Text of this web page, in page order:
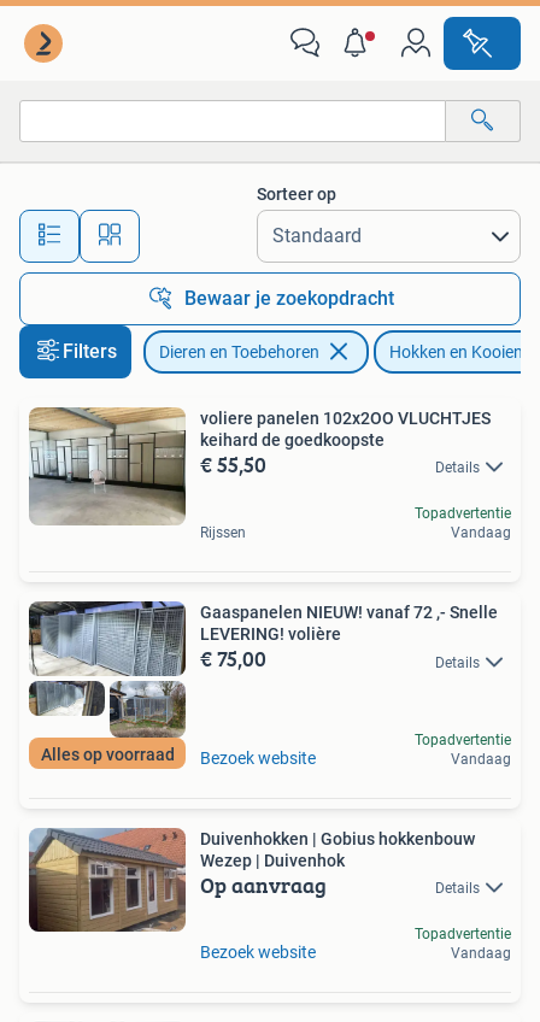
Alle afstanden…
Sorteer op
Bewaar je zoekopdracht
Filters Dieren en Toebehoren Hokken en Kooien
voliere panelen 102x2OO VLUCHTJES
keihard de goedkoopste
€ 55,50 Details
Rijssen
Topadvertentie
Vandaag
Alles op voorraad
Gaaspanelen NIEUW! vanaf 72 ,- Snelle
LEVERING! volière
€ 75,00 Details
Bezoek website
Topadvertentie
Vandaag
Duivenhokken | Gobius hokkenbouw
Wezep | Duivenhok
Op aanvraag Details
Bezoek website
Topadvertentie
Vandaag